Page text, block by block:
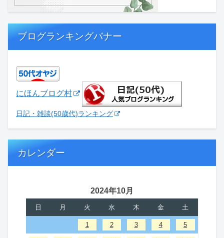
ブログランキングバナー
にほんブログ村
日記・雑談(50歳代)ランキング
カレンダー
2024年10月
日 月 火 水 木 金 土
1 2 3 4 5